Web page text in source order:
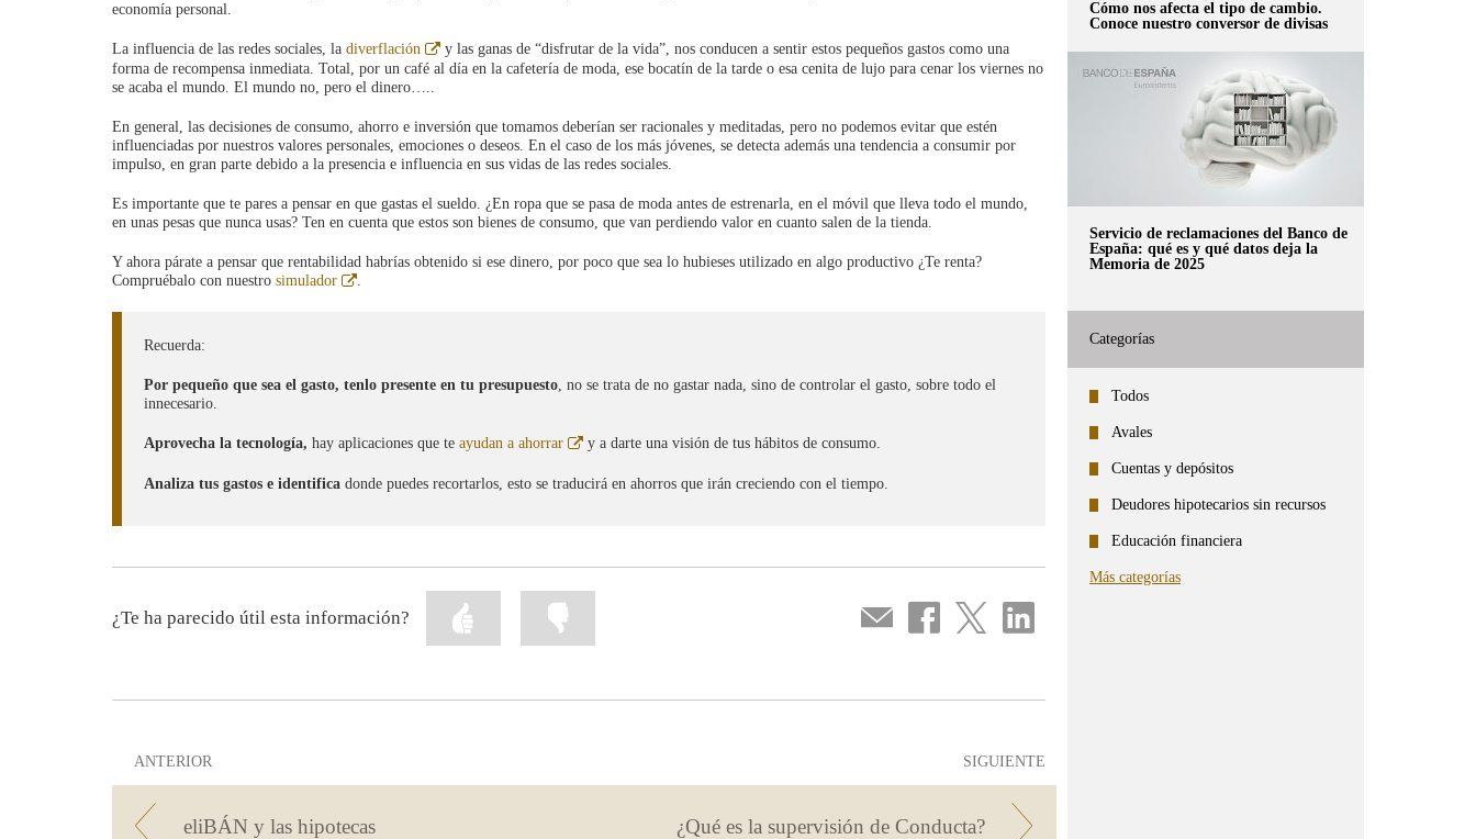
economía personal.
La influencia de las redes sociales, la diverflación
Abre
en
ventana
y las ganas de “disfrutar de la vida”, nos conducen a sentir estos pequeños gastos como una
forma de recompensa inmediata. Total, por un café al día en la cafetería de moda, ese bocatín de la tarde o esa cenita de lujo para cenar los viernes no
se acaba el mundo. El mundo no, pero el dinero…..
En general, las decisiones de consumo, ahorro e inversión que tomamos deberían ser racionales y meditadas, pero no podemos evitar que estén
influenciadas por nuestros valores personales, emociones o deseos. En el caso de los más jóvenes, se detecta además una tendencia a consumir por
impulso, en gran parte debido a la presencia e influencia en sus vidas de las redes sociales.
Es importante que te pares a pensar en que gastas el sueldo. ¿En ropa que se pasa de moda antes de estrenarla, en el móvil que lleva todo el mundo,
en unas pesas que nunca usas? Ten en cuenta que estos son bienes de consumo, que van perdiendo valor en cuanto salen de la tienda.
Y ahora párate a pensar que rentabilidad habrías obtenido si ese dinero, por poco que sea lo hubieses utilizado en algo productivo ¿Te renta?
Compruébalo con nuestro simulador
Abre
.
Recuerda:
Por pequeño que sea el gasto, tenlo presente en tu presupuesto, no se trata de no gastar nada, sino de controlar el gasto, sobre todo el
innecesario.
Aprovecha la tecnología, hay aplicaciones que te ayudan a ahorrar
Abre
nueva
y a darte una visión de tus hábitos de consumo.
Analiza tus gastos e identifica donde puedes recortarlos, esto se traducirá en ahorros que irán creciendo con el tiempo.
Compartir
por
Compartir
en
Compartir
en
Compartir
en
¿Te ha parecido útil esta información?
Marcar
información
ANTERIOR
eliBÁN y las hipotecas
SIGUIENTE
¿Qué es la supervisión de Conducta?
Cómo nos afecta el tipo de cambio.
Conoce nuestro conversor de divisas
Servicio de reclamaciones del Banco de
España: qué es y qué datos deja la
Memoria de 2025
Categorías
Todos
Avales
Cuentas y depósitos
Deudores hipotecarios sin recursos
Educación financiera
Más categorías